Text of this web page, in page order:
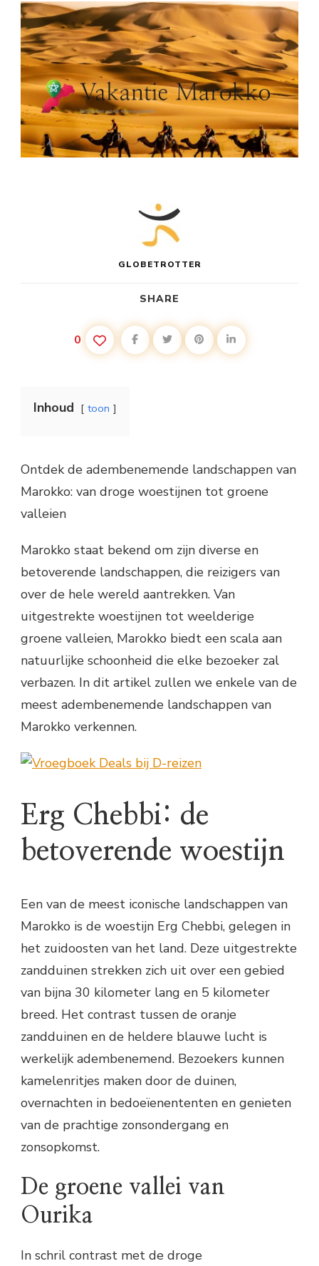
GLOBETROTTER
SHARE
0
Inhoud toon
Ontdek de adembenemende landschappen van
Marokko: van droge woestijnen tot groene
valleien
Marokko staat bekend om zijn diverse en
betoverende landschappen, die reizigers van
over de hele wereld aantrekken. Van
uitgestrekte woestijnen tot weelderige
groene valleien, Marokko biedt een scala aan
natuurlijke schoonheid die elke bezoeker zal
verbazen. In dit artikel zullen we enkele van de
meest adembenemende landschappen van
Marokko verkennen.
Erg Chebbi: de
betoverende woestijn
Een van de meest iconische landschappen van
Marokko is de woestijn Erg Chebbi, gelegen in
het zuidoosten van het land. Deze uitgestrekte
zandduinen strekken zich uit over een gebied
van bijna 30 kilometer lang en 5 kilometer
breed. Het contrast tussen de oranje
zandduinen en de heldere blauwe lucht is
werkelijk adembenemend. Bezoekers kunnen
kamelenritjes maken door de duinen,
overnachten in bedoeïenententen en genieten
van de prachtige zonsondergang en
zonsopkomst.
De groene vallei van
Ourika
In schril contrast met de droge